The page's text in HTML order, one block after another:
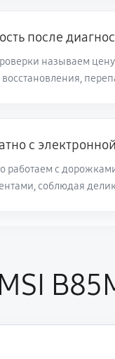
после
называем
восстановления,
с
работаем с
соблюдая